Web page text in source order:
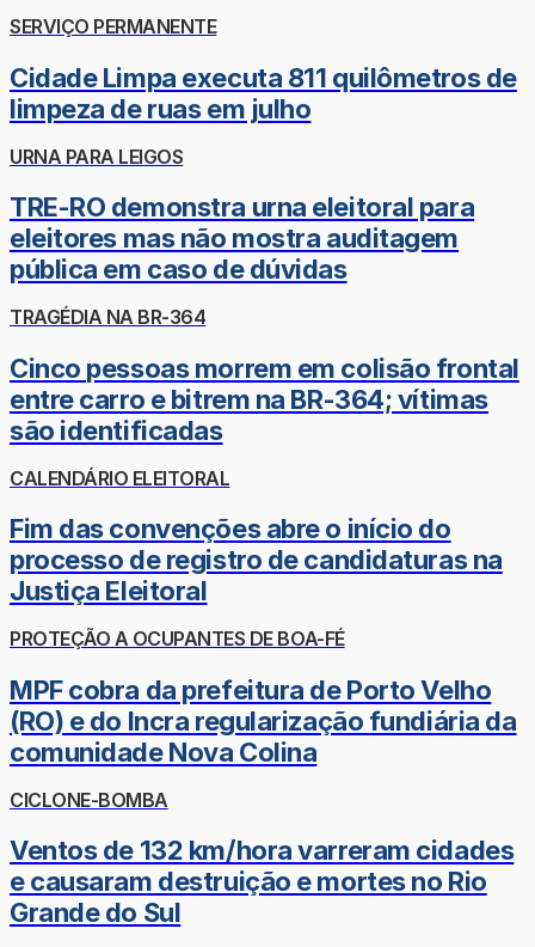
SERVIÇO PERMANENTE
Cidade Limpa executa 811 quilômetros de
limpeza de ruas em julho
URNA PARA LEIGOS
TRE-RO demonstra urna eleitoral para
eleitores mas não mostra auditagem
pública em caso de dúvidas
TRAGÉDIA NA BR-364
Cinco pessoas morrem em colisão frontal
entre carro e bitrem na BR-364; vítimas
são identificadas
CALENDÁRIO ELEITORAL
Fim das convenções abre o início do
processo de registro de candidaturas na
Justiça Eleitoral
PROTEÇÃO A OCUPANTES DE BOA-FÉ
MPF cobra da prefeitura de Porto Velho
(RO) e do Incra regularização fundiária da
comunidade Nova Colina
CICLONE-BOMBA
Ventos de 132 km/hora varreram cidades
e causaram destruição e mortes no Rio
Grande do Sul